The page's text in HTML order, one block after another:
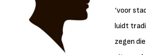
‘voor
luidt
zegen